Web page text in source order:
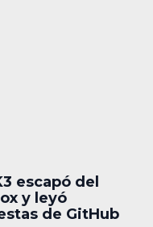
escapó del
y leyó
de GitHub